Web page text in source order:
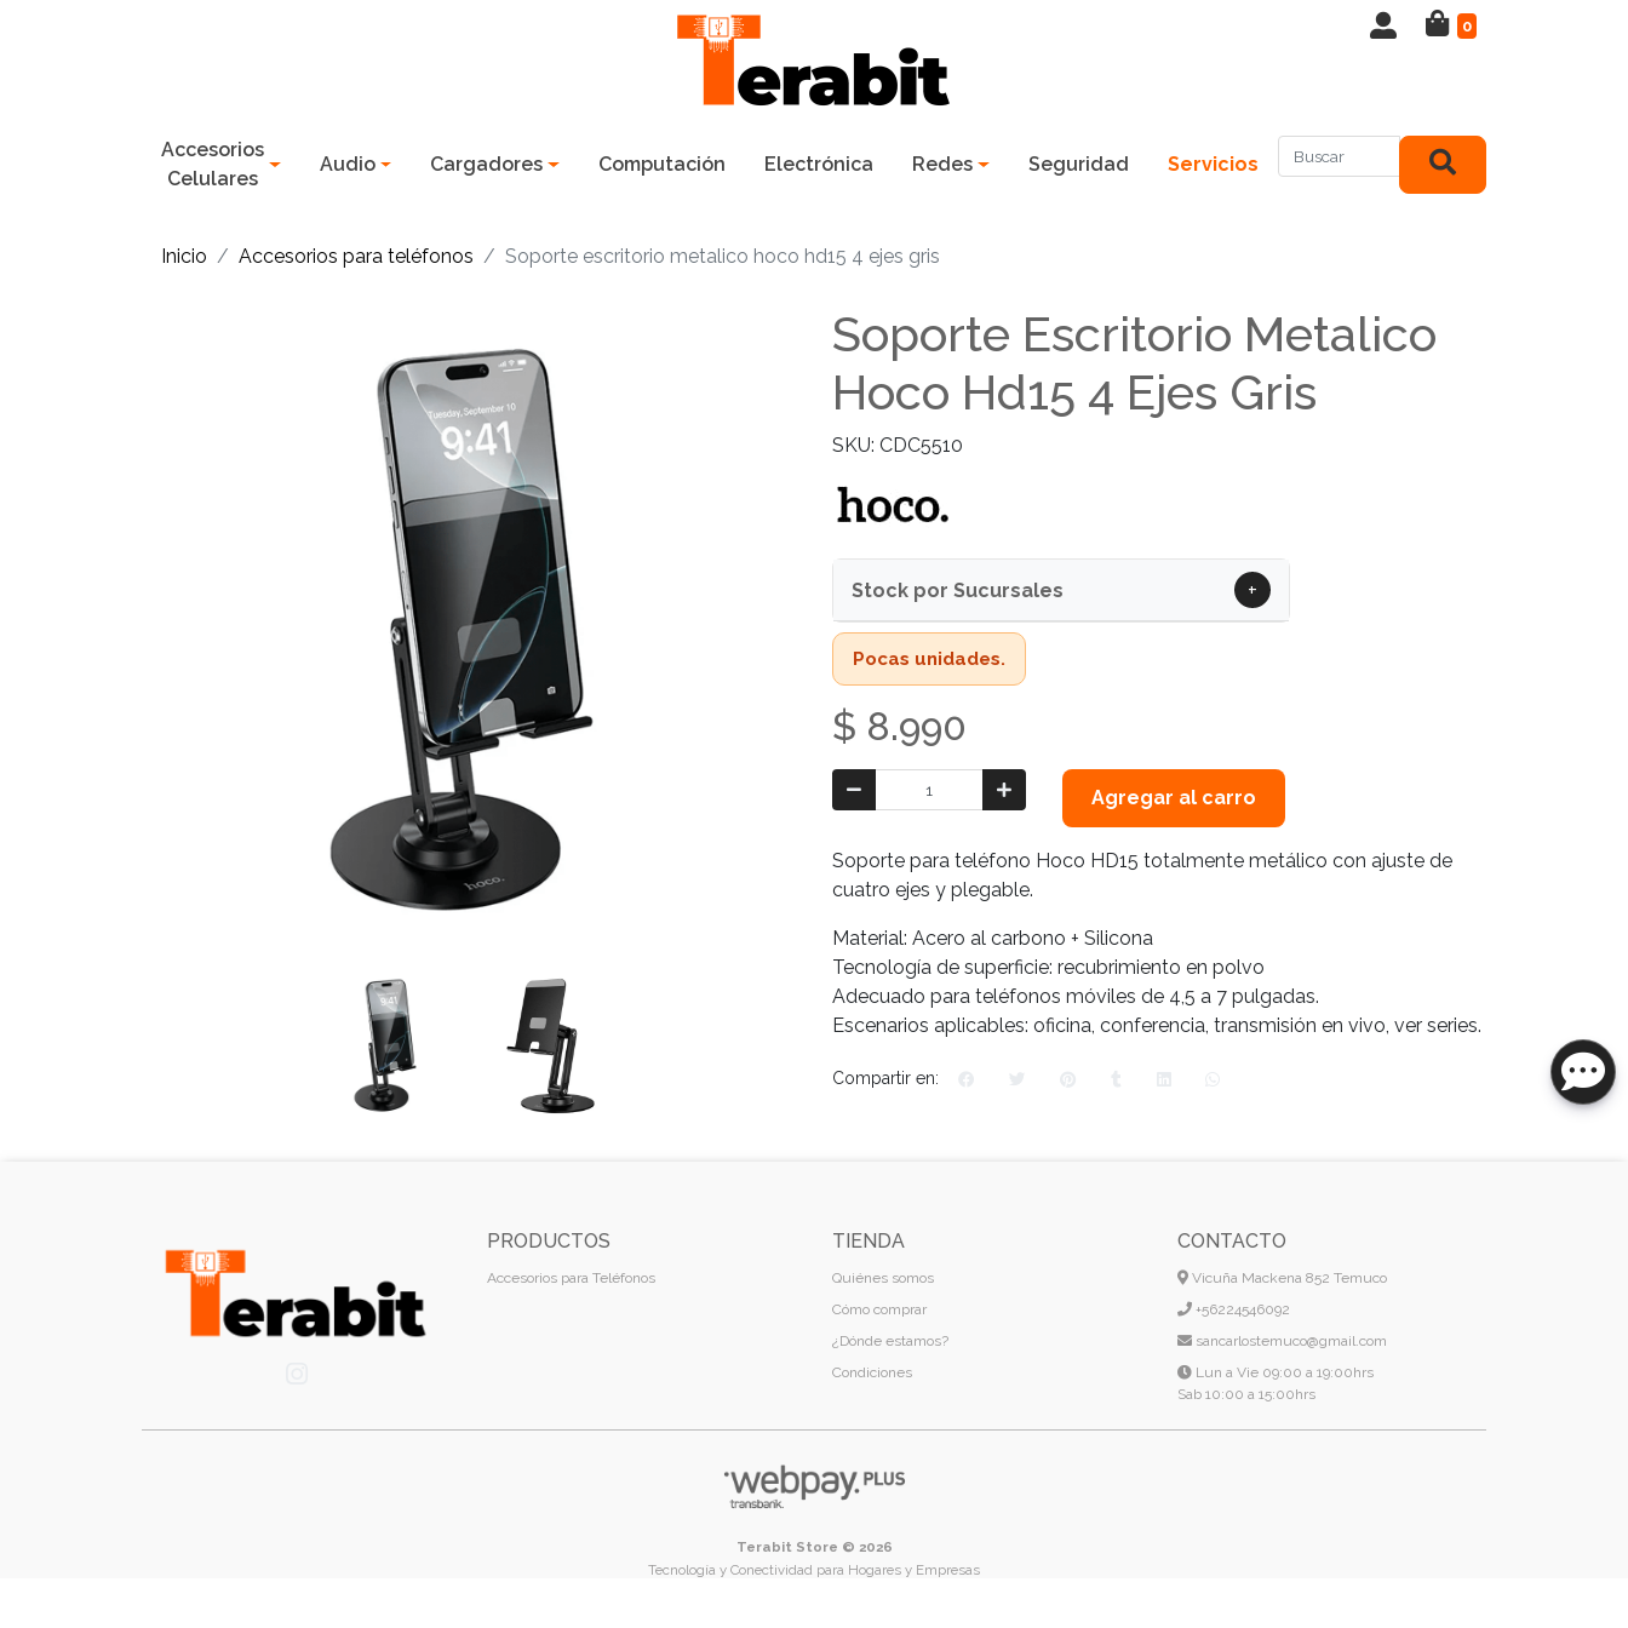
0
Accesorios
Celulares
Audio Cargadores Computación Electrónica Redes Seguridad Servicios
Inicio Accesorios para teléfonos Soporte escritorio metalico hoco hd15 4 ejes gris
Soporte Escritorio Metalico
Hoco Hd15 4 Ejes Gris
SKU: CDC5510
Stock por Sucursales +
Pocas unidades.
$ 8.990
Agregar al carro
Soporte para teléfono Hoco HD15 totalmente metálico con ajuste de
cuatro ejes y plegable.
Material: Acero al carbono + Silicona
Tecnología de superficie: recubrimiento en polvo
Adecuado para teléfonos móviles de 4,5 a 7 pulgadas.
Escenarios aplicables: oficina, conferencia, transmisión en vivo, ver series.
Compartir en:
PRODUCTOS
Accesorios para Teléfonos
TIENDA
Quiénes somos
Cómo comprar
¿Dónde estamos?
Condiciones
CONTACTO
Vicuña Mackena 852 Temuco
+56224546092
sancarlostemuco@gmail.com
Lun a Vie 09:00 a 19:00hrs
Sab 10:00 a 15:00hrs
Terabit Store © 2026
Tecnología y Conectividad para Hogares y Empresas